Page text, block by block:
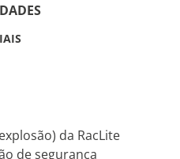
da RacLite
de segurança